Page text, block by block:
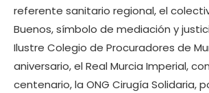
referente sanitario regional, el
Buenos, símbolo de mediación y
Ilustre Colegio de Procuradores de
aniversario, el Real Murcia Imperial,
centenario, la ONG Cirugía Solidaria,